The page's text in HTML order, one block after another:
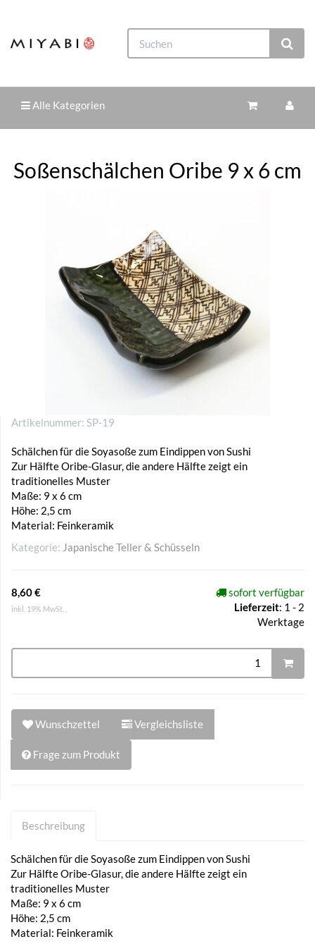
Alle Kategorien
Soßenschälchen Oribe 9 x 6 cm
Artikelnummer: SP-19
Schälchen für die Soyasoße zum Eindippen von Sushi
Zur Hälfte Oribe-Glasur, die andere Hälfte zeigt ein
traditionelles Muster
Maße: 9 x 6 cm
Höhe: 2,5 cm
Material: Feinkeramik
Kategorie: Japanische Teller & Schüsseln
8,60 €
inkl. 19% MwSt. ,
sofort verfügbar
Lieferzeit: 1 - 2
Werktage
Wunschzettel Vergleichsliste
Frage zum Produkt
Beschreibung
Schälchen für die Soyasoße zum Eindippen von Sushi
Zur Hälfte Oribe-Glasur, die andere Hälfte zeigt ein
traditionelles Muster
Maße: 9 x 6 cm
Höhe: 2,5 cm
Material: Feinkeramik